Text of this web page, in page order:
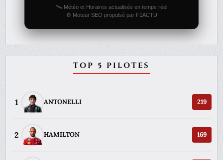
🛰️ Météo et Horaires actualisés en temps réel
⚙️ Moteur SEO propulsé par F1ACTU
TOP 5 PILOTES
1 ANTONELLI 219
2 HAMILTON 169